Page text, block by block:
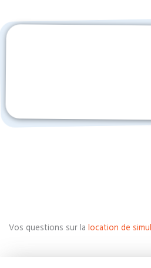
Vos questions sur la location de